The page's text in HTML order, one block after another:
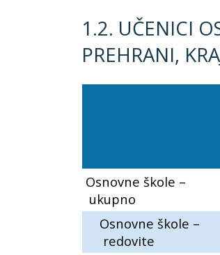
1.2. UČENICI
PREHRANI,
Osnovne škole –
ukupno
Osnovne škole –
redovite